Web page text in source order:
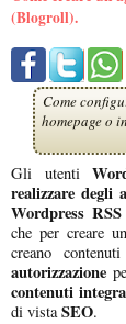
(Blogroll).
Come
homepage o
Gli utenti
realizzare degli
Wordpress
che per creare
creano
autorizzazione
contenuti
di vistaSEO.